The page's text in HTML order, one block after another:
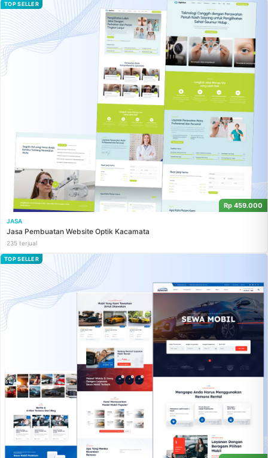
TOP SELLER
Rp 459.000
JASA
Jasa Pembuatan Website Optik Kacamata
235 terjual
TOP SELLER